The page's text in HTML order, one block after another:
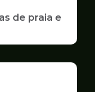
de praia e